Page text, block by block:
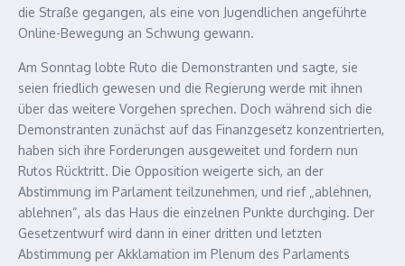
die Straße gegangen, als eine von Jugendlichen angeführte
Online-Bewegung an Schwung gewann.
Am Sonntag lobte Ruto die Demonstranten und sagte, sie
seien friedlich gewesen und die Regierung werde mit ihnen
über das weitere Vorgehen sprechen. Doch während sich die
Demonstranten zunächst auf das Finanzgesetz konzentrierten,
haben sich ihre Forderungen ausgeweitet und fordern nun
Rutos Rücktritt. Die Opposition weigerte sich, an der
Abstimmung im Parlament teilzunehmen, und rief „ablehnen,
ablehnen“, als das Haus die einzelnen Punkte durchging. Der
Gesetzentwurf wird dann in einer dritten und letzten
Abstimmung per Akklamation im Plenum des Parlaments